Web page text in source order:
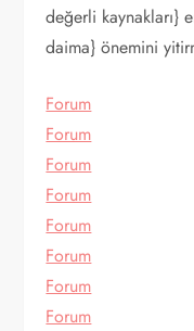
değerli kaynakları}
daima} önemini
Forum
Forum
Forum
Forum
Forum
Forum
Forum
Forum